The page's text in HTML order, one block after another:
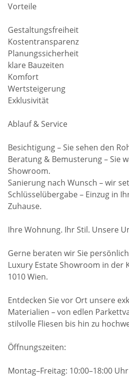
Vorteile
Gestaltungsfreiheit
Kostentransparenz
Planungssicherheit
klare Bauzeiten
Komfort
Wertsteigerung
Exklusivität
Ablauf & Service
Besichtigung – Sie sehen den
Beratung & Bemusterung – Sie
Showroom.
Sanierung nach Wunsch – wir
Schlüsselübergabe – Einzug in
Zuhause.
Ihre Wohnung. Ihr Stil. Unsere
Gerne beraten wir Sie
Luxury Estate Showroom in der
1010 Wien.
Entdecken Sie vor Ort unsere
Materialien – von edlen
stilvolle Fliesen bis hin zu
Öffnungszeiten:
Montag–Freitag: 10:00–18:00 Uhr